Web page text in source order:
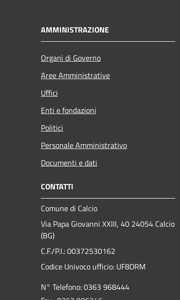
AMMINISTRAZIONE
Organi di Governo
Aree Amministrative
Uffici
Enti e fondazioni
Politici
Personale Amministrativo
Documenti e dati
CONTATTI
Comune di Calcio
Via Papa Giovanni XXIII, 40 24054 Calcio
(BG)
C.F./P.I.: 00372530162
Codice Univoco ufficio: UF8DRM
N° Telefono: 0363 968444